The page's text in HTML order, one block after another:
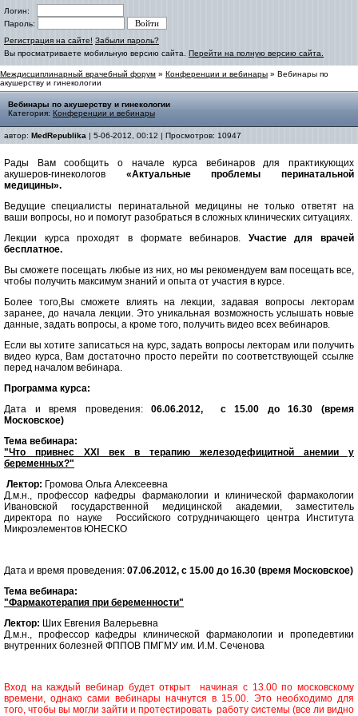
Логин:
Пароль:
Регистрация на сайте! Забыли пароль?
Вы просматриваете мобильную версию сайта. Перейти на полную версию сайта.
Междисциплинарный врачебный форум » Конференции и вебинары » Вебинары по
акушерству и гинекологии
Вебинары по акушерству и гинекологии
Категория: Конференции и вебинары
автор: MedRepublika | 5-06-2012, 00:12 | Просмотров: 10947
Рады Вам сообщить о начале курса вебинаров для практикующих
акушеров-гинекологов «Актуальные проблемы перинатальной
медицины».
Ведущие специалисты перинатальной медицины не только ответят на
ваши вопросы, но и помогут разобраться в сложных клинических ситуациях.
Лекции курса проходят в формате вебинаров. Участие для врачей
бесплатное.
Вы сможете посещать любые из них, но мы рекомендуем вам посещать все,
чтобы получить максимум знаний и опыта от участия в курсе.
Более того,Вы сможете влиять на лекции, задавая вопросы лекторам
заранее, до начала лекции. Это уникальная возможность услышать новые
данные, задать вопросы, а кроме того, получить видео всех вебинаров.
Если вы хотите записаться на курс, задать вопросы лекторам или получить
видео курса, Вам достаточно просто перейти по соответствующей ссылке
перед началом вебинара.
Программа курса:
Дата и время проведения:06.06.2012, с 15.00 до 16.30 (время
Московское)
Тема вебинара:
"Что привнес XXI век в терапию железодефицитной анемии у
беременных?"
Лектор: Громова Ольга Алексеевна
Д.м.н., профессор кафедры фармакологии и клинической фармакологии
Ивановской государственной медицинской академии, заместитель
директора по науке Российского сотрудничающего центра Института
Микроэлементов ЮНЕСКО
Дата и время проведения: 07.06.2012, с 15.00 до 16.30 (время Московское)
Тема вебинара:
"Фармакотерапия при беременности"
Лектор: Ших Евгения Валерьевна
Д.м.н., профессор кафедры клинической фармакологии и пропедевтики
внутренних болезней ФППОВ ПМГМУ им. И.М. Сеченова
Вход на каждый вебинар будет открыт начиная с 13.00 по московскому
времени, однако сами вебинары начнутся в 15.00. Это необходимо для
того, чтобы вы могли зайти и протестировать работу системы (все ли видно